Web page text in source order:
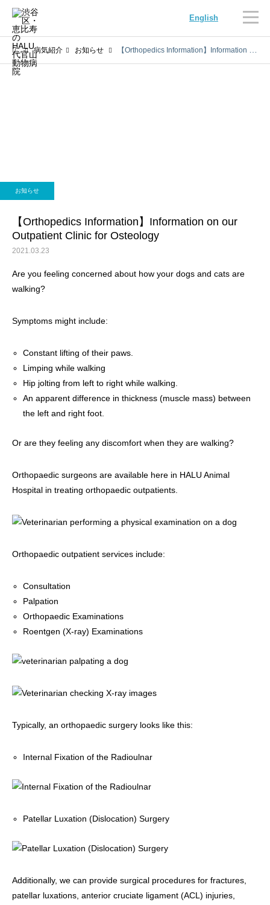
English
画像診断科 軟部外科
病気紹介 お知らせ 【Orthopedics Information】Information on our Outpatient Clinic for Osteology
お知らせ
【Orthopedics Information】Information on our
Outpatient Clinic for Osteology
2021.03.23
Are you feeling concerned about how your dogs and cats are
walking?
Symptoms might include:
Constant lifting of their paws.
Limping while walking
Hip jolting from left to right while walking.
An apparent difference in thickness (muscle mass) between
the left and right foot.
Or are they feeling any discomfort when they are walking?
Orthopaedic surgeons are available here in HALU Animal
Hospital in treating orthopaedic outpatients.
Orthopaedic outpatient services include:
Consultation
Palpation
Orthopaedic Examinations
Roentgen (X-ray) Examinations
Typically, an orthopaedic surgery looks like this:
Internal Fixation of the Radioulnar
Patellar Luxation (Dislocation) Surgery
Additionally, we can provide surgical procedures for fractures,
patellar luxations, anterior cruciate ligament (ACL) injuries,